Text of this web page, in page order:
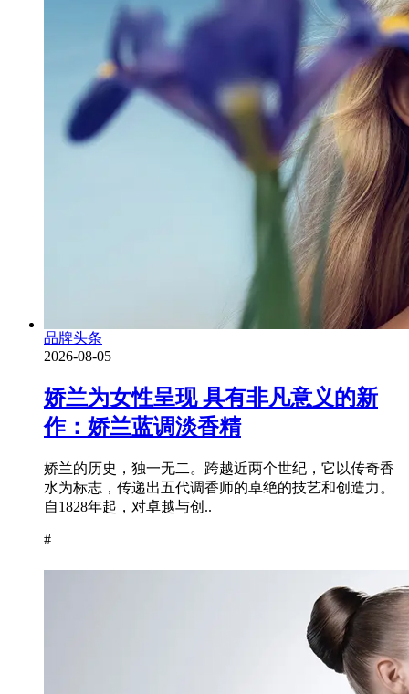
品牌头条
2026-08-05
娇兰为女性呈现 具有非凡意义的新
作：娇兰蓝调淡香精
娇兰的历史，独一无二。跨越近两个世纪，它以传奇香
水为标志，传递出五代调香师的卓绝的技艺和创造力。
自1828年起，对卓越与创..
#